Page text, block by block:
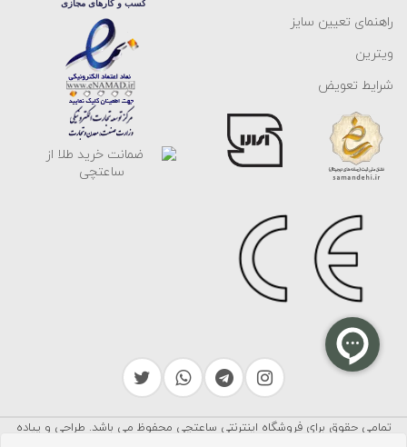
راهنمای تعیین سایز
ویترین
شرایط تعویض
تمامی حقوق برای فروشگاه اینترنتی ساعتچی محفوظ می باشد. طراحی و پیاده